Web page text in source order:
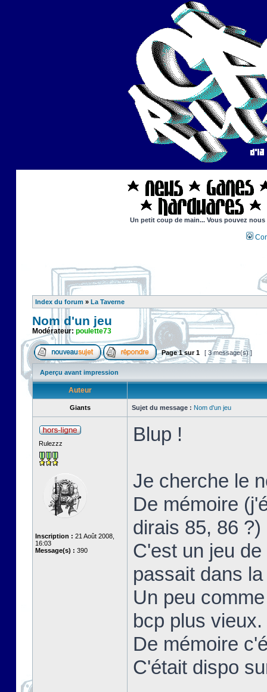
Un petit coup de main... Vous pouvez
Index du forum » La Taverne
Nom d'un jeu
Modérateur: poulette73
Page1sur1 [ 3 message(s) ]
Aperçu avant impression
Auteur
Giants Sujet du message : Nom d'un jeu
Rulezzz
Inscription : 21 Août 2008,
16:03
Message(s) : 390
Blup !
Je cherche le
De mémoire
dirais 85, 86 ?)
C'est un jeu
passait dans
Un peu
bcp plus vieux.
De mémoire
C'était dispo